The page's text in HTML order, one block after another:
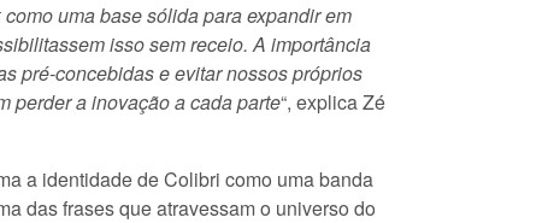
uma base sólida para expandir em
isso sem receio. A importância
pré-concebidas e evitar nossos próprios
perder a inovação a cada parte“, explica Zé
a identidade de Colibri como uma banda
das frases que atravessam o universo do